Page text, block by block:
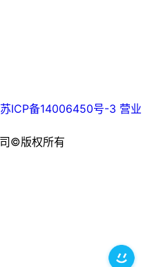
苏ICP备14006450号-3 营业
©版权所有